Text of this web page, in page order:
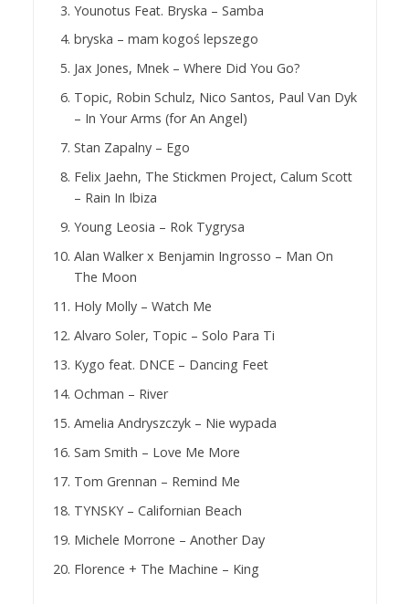
Younotus Feat. Bryska – Samba
bryska – mam kogoś lepszego
Jax Jones, Mnek – Where Did You Go?
Topic, Robin Schulz, Nico Santos, Paul Van Dyk
– In Your Arms (for An Angel)
Stan Zapalny – Ego
Felix Jaehn, The Stickmen Project, Calum Scott
– Rain In Ibiza
Young Leosia – Rok Tygrysa
Alan Walker x Benjamin Ingrosso – Man On
The Moon
Holy Molly – Watch Me
Alvaro Soler, Topic – Solo Para Ti
Kygo feat. DNCE – Dancing Feet
Ochman – River
Amelia Andryszczyk – Nie wypada
Sam Smith – Love Me More
Tom Grennan – Remind Me
TYNSKY – Californian Beach
Michele Morrone – Another Day
Florence + The Machine – King